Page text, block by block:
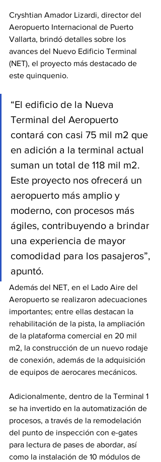
Cryshtian Amador Lizardi, director del
Aeropuerto Internacional de Puerto
Vallarta, brindó detalles sobre los
avances del Nuevo Edificio Terminal
(NET), el proyecto más destacado de
este quinquenio.
“El edificio de la Nueva
Terminal del Aeropuerto
contará con casi 75 mil m2 que
en adición a la terminal actual
suman un total de 118 mil m2.
Este proyecto nos ofrecerá un
aeropuerto más amplio y
moderno, con procesos más
ágiles, contribuyendo a brindar
una experiencia de mayor
comodidad para los pasajeros”,
apuntó.
Además del NET, en el Lado Aire del
Aeropuerto se realizaron adecuaciones
importantes; entre ellas destacan la
rehabilitación de la pista, la ampliación
de la plataforma comercial en 20 mil
m2, la construcción de un nuevo rodaje
de conexión, además de la adquisición
de equipos de aerocares mecánicos.
Adicionalmente, dentro de la Terminal 1
se ha invertido en la automatización de
procesos, a través de la remodelación
del punto de inspección con e-gates
para lectura de pases de abordar, así
como la instalación de 10 módulos de